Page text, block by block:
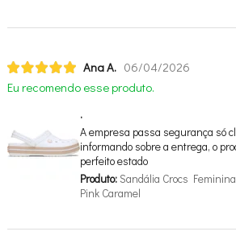
Ana A. 06/04/2026
Eu recomendo esse produto.
.
A empresa passa segurança só
informando sobre a entrega, o
perfeito estado
Produto:Sandália Crocs
Pink Caramel